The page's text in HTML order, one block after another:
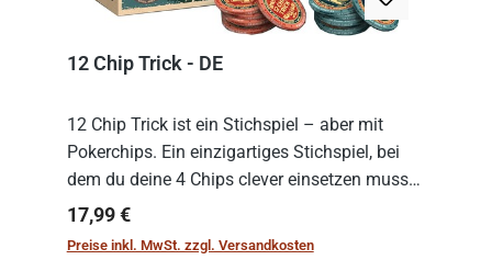
12 Chip Trick - DE
12 Chip Trick ist ein Stichspiel – aber mit
Pokerchips. Ein einzigartiges Stichspiel, bei
dem du deine 4 Chips clever einsetzen musst.
Wer die Chips mit dem höchsten Gesamtwert
hat, gewinnt die Runde. Aber Vorsicht: D...
Regulärer Preis:
17,99 €
Preise inkl. MwSt. zzgl. Versandkosten